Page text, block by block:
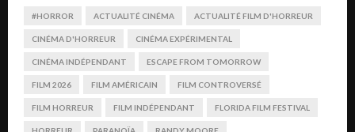
#HORROR ACTUALITÉ CINÉMA ACTUALITÉ FILM D'HORREUR
CINÉMA D'HORREUR CINÉMA EXPÉRIMENTAL
CINÉMA INDÉPENDANT ESCAPE FROM TOMORROW
FILM 2026 FILM AMÉRICAIN FILM CONTROVERSÉ
FILM HORREUR FILM INDÉPENDANT FLORIDA FILM FESTIVAL